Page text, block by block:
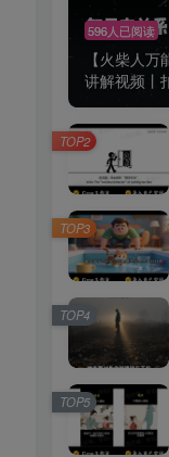
596人已阅读
【火柴人
讲解视频丨
TOP2
TOP3
TOP4
TOP5